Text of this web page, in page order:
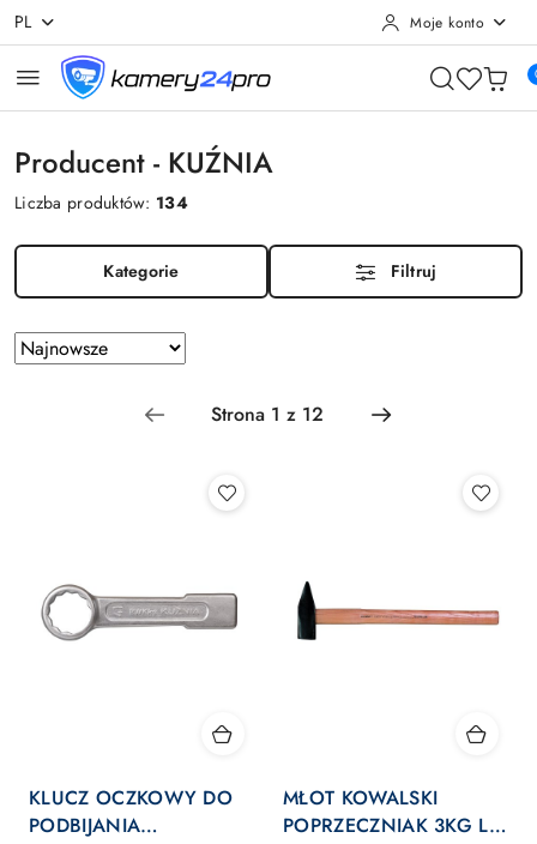
Przejdź do treści głównej
Przejdź do wyszukiwarki
Przejdź do moje konto
Przejdź do menu głównego
Przejdź do stopki
PL Moje konto
Producent - KUŹNIA
Liczba produktów: 134
Kategorie Filtruj
Zastosowano
sortowanie:
Sortuj
według
KLUCZ OCZKOWY DO
PODBIJANIA
MŁOT KOWALSKI
POPRZECZNIAK 3KG L-